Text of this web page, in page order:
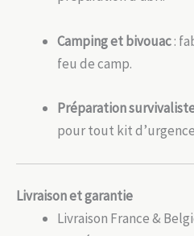
Camping et bivouac:
feu de camp.
Préparation
pour tout kit
Livraison et garantie
Livraison France &